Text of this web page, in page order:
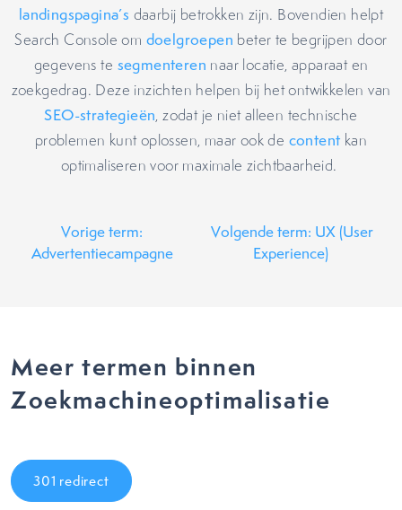
landingspagina’s daarbij betrokken zijn. Bovendien helpt
Search Console om doelgroepen beter te begrijpen door
gegevens te segmenteren naar locatie, apparaat en
zoekgedrag. Deze inzichten helpen bij het ontwikkelen van
SEO-strategieën, zodat je niet alleen technische
problemen kunt oplossen, maar ook de content kan
optimaliseren voor maximale zichtbaarheid.
Vorige term:
Advertentiecampagne
Volgende term: UX (User
Experience)
Meer termen binnen
Zoekmachineoptimalisatie
301 redirect